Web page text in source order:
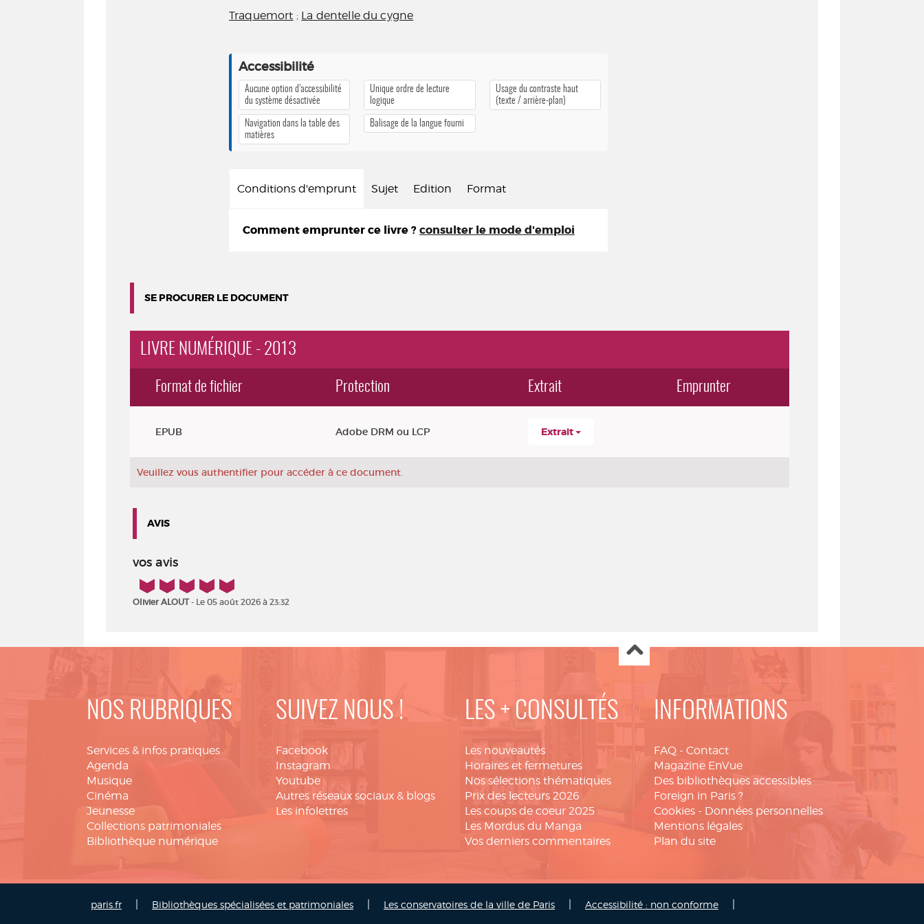
Traquemort ; La dentelle du cygne
Accessibilité
Aucune option d’accessibilité
du système désactivée
Navigation dans la table des
matières
Unique ordre de lecture
logique
Balisage de la langue fourni
Usage du contraste haut
(texte / arrière-plan)
Conditions d'emprunt Sujet Edition Format
Comment emprunter ce livre ? consulter le mode d'emploi
SE PROCURER LE DOCUMENT
LIVRE NUMÉRIQUE - 2013
Format de fichier Protection Extrait Emprunter
EPUB Adobe DRM ou LCP Extrait
Veuillez vous authentifier pour accéder à ce document.
AVIS
vos avis
5/5
Olivier ALOUT- Le 05 août 2026 à 23:32
NOS RUBRIQUES
Services & infos pratiques
Agenda
Musique
Cinéma
Jeunesse
Collections patrimoniales
Bibliothèque numérique
SUIVEZ NOUS !
Facebook
Instagram
Youtube
Autres réseaux sociaux & blogs
Les infolettres
LES + CONSULTÉS
Les nouveautés
Horaires et fermetures
Nos sélections thématiques
Prix des lecteurs 2026
Les coups de coeur 2025
Les Mordus du Manga
Vos derniers commentaires
INFORMATIONS
FAQ - Contact
Magazine EnVue
Des bibliothèques accessibles
Foreign in Paris ?
Cookies - Données personnelles
Mentions légales
Plan du site
paris.fr Bibliothèques spécialisées et patrimoniales Les conservatoires de la ville de Paris Accessibilité : non conforme